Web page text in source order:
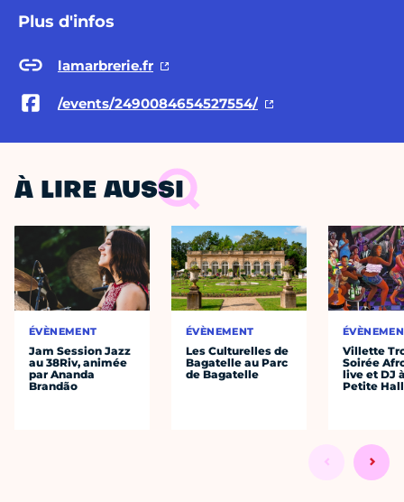
Plus d'infos
lamarbrerie.fr
/events/2490084654527554/
À LIRE AUSSI
ÉVÈNEMENT
Jam Session Jazz
au 38Riv, animée
par Ananda
Brandão
ÉVÈNEMENT
Les Culturelles de
Bagatelle au Parc
de Bagatelle
Villette
Soirée
live et DJ
Petite